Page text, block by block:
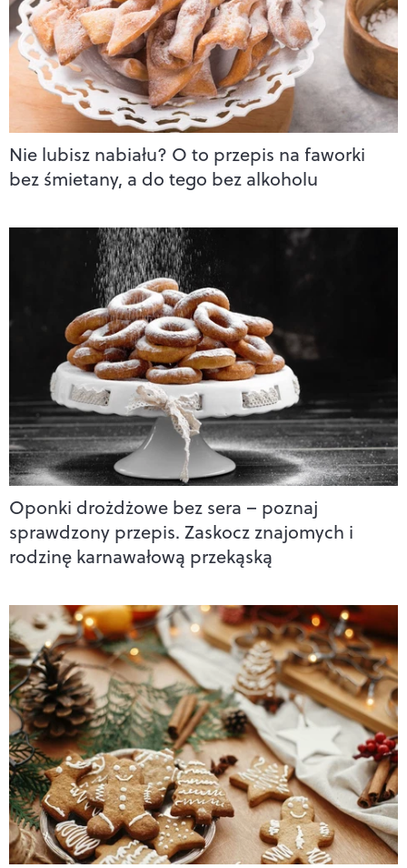
Nie lubisz nabiału? O to przepis na faworki
bez śmietany, a do tego bez alkoholu
Oponki drożdżowe bez sera – poznaj
sprawdzony przepis. Zaskocz znajomych i
rodzinę karnawałową przekąską